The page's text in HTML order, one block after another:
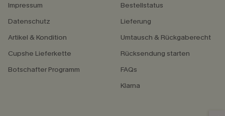
Impressum
Datenschutz
Artikel & Kondition
Cupshe Lieferkette
Botschafter Programm
Bestellstatus
Lieferung
Umtausch & Rückgaberecht
Rücksendung starten
FAQs
Klarna